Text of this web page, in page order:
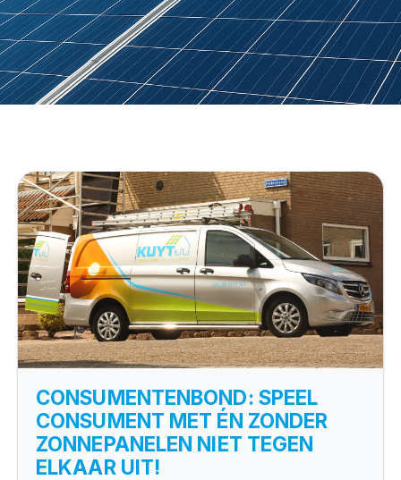
CONSUMENTENBOND: SPEEL
CONSUMENT MET ÉN ZONDER
ZONNEPANELEN NIET TEGEN
ELKAAR UIT!